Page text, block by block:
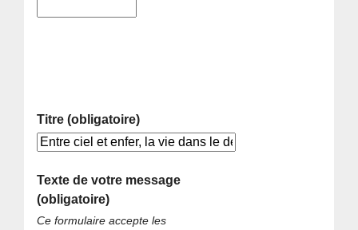
Titre (obligatoire)
Texte de votre message
(obligatoire)
Ce formulaire accepte les